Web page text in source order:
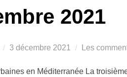
2021
Publié
3 décembre 2021 Les
en Méditerranée La